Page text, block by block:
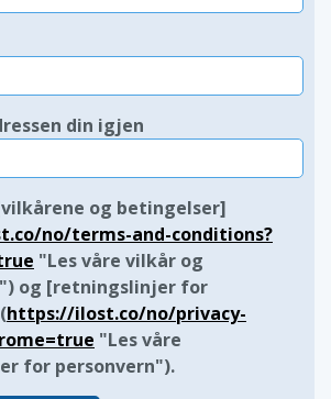
din igjen
og betingelser]
no/terms-and-conditions?
"Les våre vilkår og
og [retningslinjer for
https://ilost.co/no/privacy-
"Les våre
for personvern").